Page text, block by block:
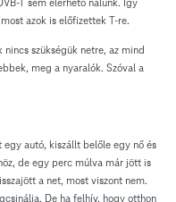
azok is előfizettek T-re.
szükségük netre, az mind
meg a nyaralók. Szóval a
autó, kiszállt belőle egy nő és
de egy perc múlva már jött is
a net, most viszont nem.
De ha felhív, hogy otthon